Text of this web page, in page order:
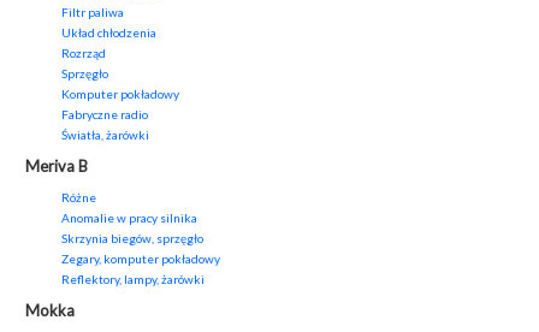
Filtr paliwa
Układ chłodzenia
Rozrząd
Sprzęgło
Komputer pokładowy
Fabryczne radio
Światła, żarówki
Meriva B
Różne
Anomalie w pracy silnika
Skrzynia biegów, sprzęgło
Zegary, komputer pokładowy
Reflektory, lampy, żarówki
Mokka